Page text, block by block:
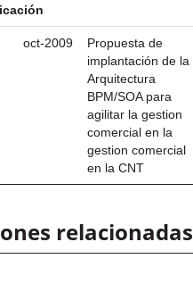
oct-2009
Propuesta de
implantación de la
Arquitectura
BPM/SOA para
agilitar la gestion
comercial en la
gestion comercial
en la CNT
relacionadas